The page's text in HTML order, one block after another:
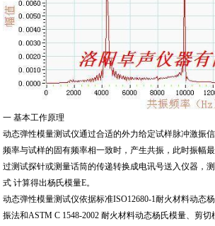
一 基本工作原理
动态弹性模量测试仪通过合适的外力给定试样脉冲激振
频率与试样的固有频率相一致时，产生共振，此时振幅
过测试探针或测量话筒的传递转换成电讯号送入仪器，
式 计算得出杨氏模量E。
动态弹性模量测试仪依据标准ISO12680-1耐火材料动态
振法和ASTM C 1548-2002 耐火材料动态杨氏模量、剪